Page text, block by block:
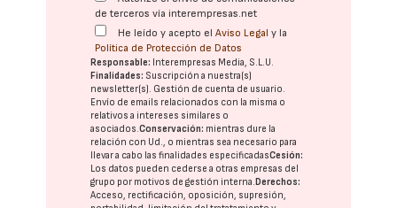
de terceros vía interempresas.net
He leído y acepto elAviso Legal y la
Política de Protección de Datos
Responsable: Interempresas Media, S.L.U.
Finalidades: Suscripción a nuestra(s)
newsletter(s). Gestión de cuenta de usuario.
Envío de emails relacionados con la misma o
relativos a intereses similares o
asociados.Conservación: mientras dure la
relación con Ud., o mientras sea necesario para
llevar a cabo las finalidades especificadasCesión:
Los datos pueden cederse a otras empresas del
grupo por motivos de gestión interna.Derechos:
Acceso, rectificación, oposición, supresión,